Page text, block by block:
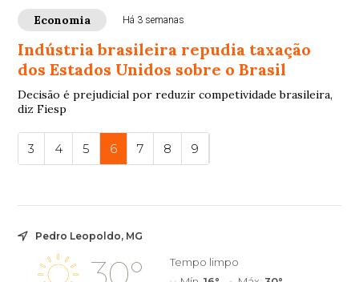
Economia Há 3 semanas
Indústria brasileira repudia taxação
dos Estados Unidos sobre o Brasil
Decisão é prejudicial por reduzir competividade brasileira,
diz Fiesp
3 4 5 6 7 8 9
Pedro Leopoldo, MG
Tempo limpo